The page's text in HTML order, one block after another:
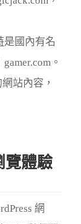
是國內有名
。
站內容，
覽體驗
網